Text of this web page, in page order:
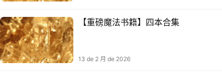
【重磅魔法书籍】四本合集
13 de 2 月 de 2026